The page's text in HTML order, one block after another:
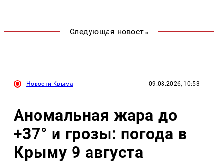
Следующая новость
Новости Крыма 09.08.2026, 10:53
Аномальная жара до
+37° и грозы: погода в
Крыму 9 августа